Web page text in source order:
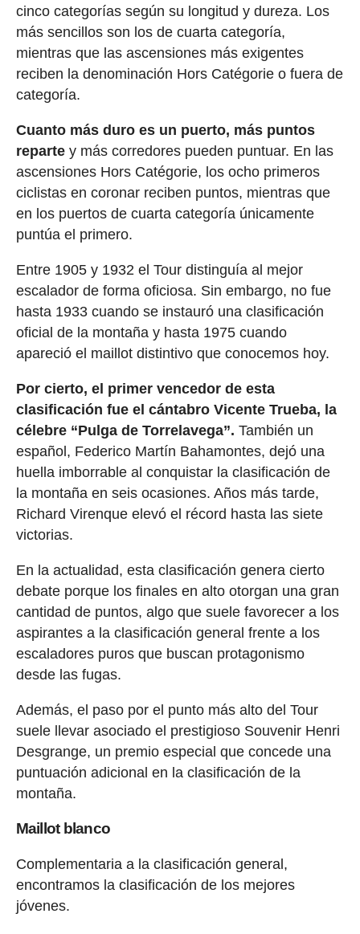
cinco categorías según su longitud y dureza. Los
más sencillos son los de cuarta categoría,
mientras que las ascensiones más exigentes
reciben la denominación Hors Catégorie o fuera de
categoría.
Cuanto más duro es un puerto, más puntos
reparte y más corredores pueden puntuar. En las
ascensiones Hors Catégorie, los ocho primeros
ciclistas en coronar reciben puntos, mientras que
en los puertos de cuarta categoría únicamente
puntúa el primero.
Entre 1905 y 1932 el Tour distinguía al mejor
escalador de forma oficiosa. Sin embargo, no fue
hasta 1933 cuando se instauró una clasificación
oficial de la montaña y hasta 1975 cuando
apareció el maillot distintivo que conocemos hoy.
Por cierto, el primer vencedor de esta
clasificación fue el cántabro Vicente Trueba, la
célebre “Pulga de Torrelavega”. También un
español, Federico Martín Bahamontes, dejó una
huella imborrable al conquistar la clasificación de
la montaña en seis ocasiones. Años más tarde,
Richard Virenque elevó el récord hasta las siete
victorias.
En la actualidad, esta clasificación genera cierto
debate porque los finales en alto otorgan una gran
cantidad de puntos, algo que suele favorecer a los
aspirantes a la clasificación general frente a los
escaladores puros que buscan protagonismo
desde las fugas.
Además, el paso por el punto más alto del Tour
suele llevar asociado el prestigioso Souvenir Henri
Desgrange, un premio especial que concede una
puntuación adicional en la clasificación de la
montaña.
Maillot blanco
Complementaria a la clasificación general,
encontramos la clasificación de los mejores
jóvenes.